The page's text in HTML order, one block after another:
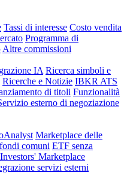
Tassi di interesse Costo vendita
Programma di
Altre commissioni
IA Ricerca simboli e
Ricerche e Notizie IBKR ATS
di titoli Funzionalità
esterno di negoziazione
Marketplace delle
comuni ETF senza
Investors' Marketplace
servizi esterni